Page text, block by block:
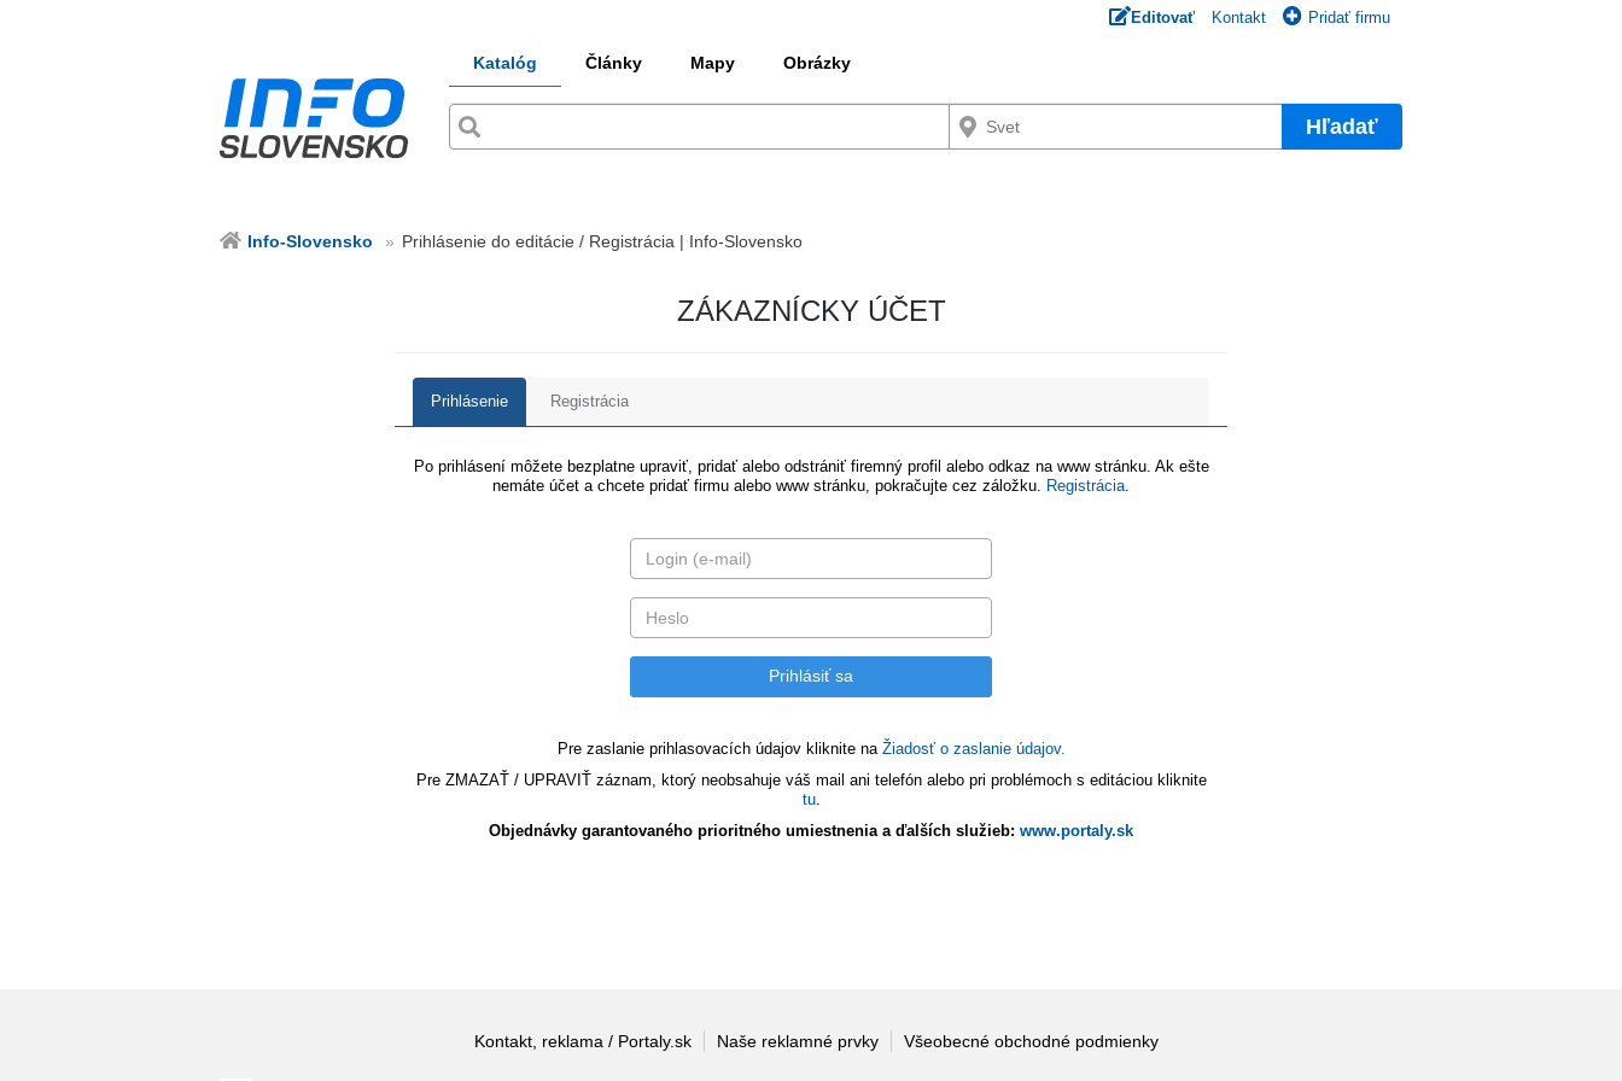
Editovať Kontakt Pridať firmu
Katalóg Články Mapy Obrázky
Hľadať
Info-Slovensko Prihlásenie do editácie / Registrácia | Info-Slovensko
ZÁKAZNÍCKY ÚČET
Prihlásenie Registrácia
Po prihlásení môžete bezplatne upraviť, pridať alebo odstrániť firemný profil alebo odkaz na www stránku. Ak ešte
nemáte účet a chcete pridať firmu alebo www stránku, pokračujte cez záložku.
Registrácia
Pre zaslanie prihlasovacích údajov kliknite na Žiadosť o zaslanie údajov.
Pre ZMAZAŤ / UPRAVIŤ záznam, ktorý neobsahuje váš mail ani telefón alebo pri problémoch s editáciou kliknite
tu.
Objednávky garantovaného prioritného umiestnenia a ďalších služieb: www.portaly.sk
Kontakt, reklama / Portaly.sk Naše reklamné prvky Všeobecné obchodné podmienky